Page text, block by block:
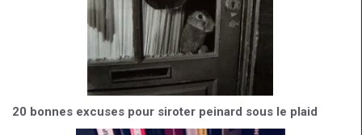
20 bonnes excuses pour siroter peinard sous le plaid